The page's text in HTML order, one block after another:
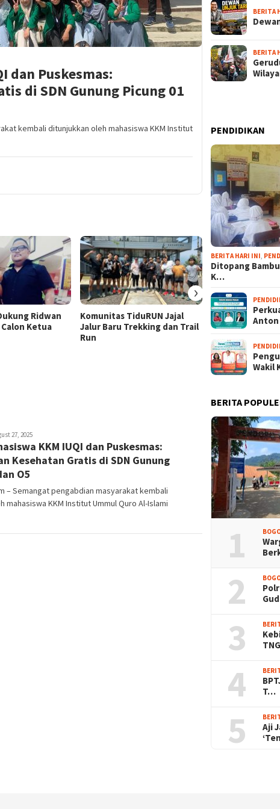
dan Puskesmas:
di SDN Gunung Picung 01
kembali ditunjukkan oleh mahasiswa KKM Institut
Ridwan
Ketua
Komunitas TiduRUN Jajal
Jalur Baru Trekking dan Trail
Run
DPC Partai
Kabupaten
Lomba Pidato
Dorong
Berani
Demokrasi
›
27, 2025
KKM IUQI dan Puskesmas:
Kesehatan Gratis di SDN Gunung
O5
– Semangat pengabdian masyarakat kembali
mahasiswa KKM Institut Ummul Quro Al-Islami
BERITA
BERITA
PENDIDIKAN
BERITA HARI INI
Ditopang
K…
Wakil
BERITA
1
2
3
4
T…
5
Aji